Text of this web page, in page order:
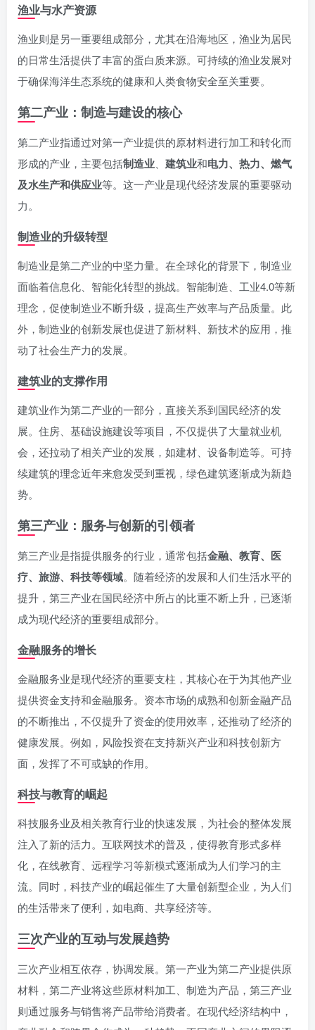
渔业与水产资源
渔业则是另一重要组成部分，尤其在沿海地区，渔业为居民
的日常生活提供了丰富的蛋白质来源。可持续的渔业发展对
于确保海洋生态系统的健康和人类食物安全至关重要。
第二产业：制造与建设的核心
第二产业指通过对第一产业提供的原材料进行加工和转化而
形成的产业，主要包括制造业 建筑业和电力、热力、燃气
及水生产和供应业等。这一产业是现代经济发展的重要驱动
力。
制造业的升级转型
制造业是第二产业的中坚力量。在全球化的背景下，制造业
面临着信息化、智能化转型的挑战。智能制造、工业4.0等新
理念，促使制造业不断升级，提高生产效率与产品质量。此
外，制造业的创新发展也促进了新材料、新技术的应用，推
动了社会生产力的发展。
建筑业的支撑作用
建筑业作为第二产业的一部分，直接关系到国民经济的发
展。住房、基础设施建设等项目，不仅提供了大量就业机
会，还拉动了相关产业的发展，如建材、设备制造等。可持
续建筑的理念近年来愈发受到重视，绿色建筑逐渐成为新趋
势。
第三产业：服务与创新的引领者
第三产业是指提供服务的行业，通常包括金融、教育、医
疗、旅游、科技等领域。随着经济的发展和人们生活水平的
提升，第三产业在国民经济中所占的比重不断上升，已逐渐
成为现代经济的重要组成部分。
金融服务的增长
金融服务业是现代经济的重要支柱，其核心在于为其他产业
提供资金支持和金融服务。资本市场的成熟和创新金融产品
的不断推出，不仅提升了资金的使用效率，还推动了经济的
健康发展。例如，风险投资在支持新兴产业和科技创新方
面，发挥了不可或缺的作用。
科技与教育的崛起
科技服务业及相关教育行业的快速发展，为社会的整体发展
注入了新的活力。互联网技术的普及，使得教育形式多样
化，在线教育、远程学习等新模式逐渐成为人们学习的主
流。同时，科技产业的崛起催生了大量创新型企业，为人们
的生活带来了便利，如电商、共享经济等。
三次产业的互动与发展趋势
三次产业相互依存，协调发展。第一产业为第二产业提供原
材料，第二产业将这些原材料加工、制造为产品，第三产业
则通过服务与销售将产品带给消费者。在现代经济结构中，